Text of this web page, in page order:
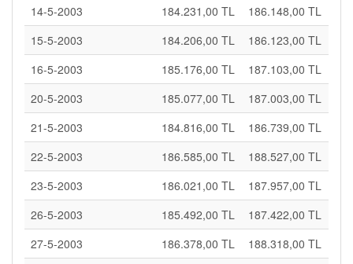
14-5-2003
184.231,00 TL
186.148,00 TL
15-5-2003
184.206,00 TL
186.123,00 TL
16-5-2003
185.176,00 TL
187.103,00 TL
20-5-2003
185.077,00 TL
187.003,00 TL
21-5-2003
184.816,00 TL
186.739,00 TL
22-5-2003
186.585,00 TL
188.527,00 TL
23-5-2003
186.021,00 TL
187.957,00 TL
26-5-2003
185.492,00 TL
187.422,00 TL
27-5-2003
186.378,00 TL
188.318,00 TL